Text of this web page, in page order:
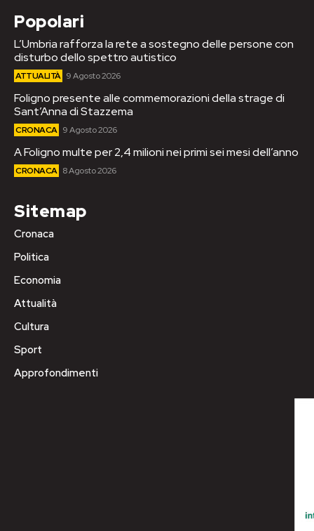
Popolari
L’Umbria rafforza la rete a sostegno delle persone con
disturbo dello spettro autistico
ATTUALITÀ 9 Agosto 2026
Foligno presente alle commemorazioni della strage di
Sant’Anna di Stazzema
CRONACA 9 Agosto 2026
A Foligno multe per 2,4 milioni nei primi sei mesi dell’anno
CRONACA 8 Agosto 2026
Sitemap
Cronaca
Politica
Economia
Attualità
Cultura
Sport
Approfondimenti